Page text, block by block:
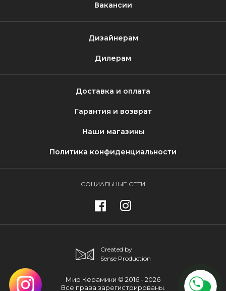
Вакансии
Дизайнерам
Дилерам
Доставка и оплата
Гарантия и возврат
Наши магазины
Политика конфиденциальности
СОЦИАЛЬНЫЕ СЕТИ
Мир Керамики © 2016 - 2026
Все права зарегистрированы.
Created by
Sense Production